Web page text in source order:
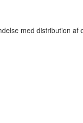
med distribution af